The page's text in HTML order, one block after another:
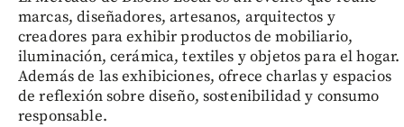
marcas, diseñadores, artesanos, arquitectos y
creadores para exhibir productos de mobiliario,
iluminación, cerámica, textiles y objetos para el hogar.
Además de las exhibiciones, ofrece charlas y espacios
de reflexión sobre diseño, sostenibilidad y consumo
responsable.